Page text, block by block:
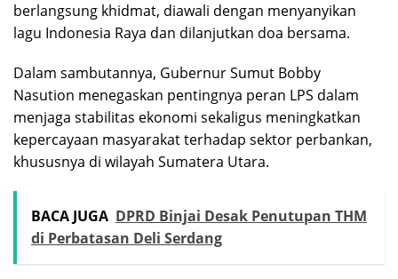
berlangsung khidmat, diawali dengan menyanyikan
lagu Indonesia Raya dan dilanjutkan doa bersama.
Dalam sambutannya, Gubernur Sumut Bobby
Nasution menegaskan pentingnya peran LPS dalam
menjaga stabilitas ekonomi sekaligus meningkatkan
kepercayaan masyarakat terhadap sektor perbankan,
khususnya di wilayah Sumatera Utara.
BACA JUGA DPRD Binjai Desak Penutupan THM
di Perbatasan Deli Serdang